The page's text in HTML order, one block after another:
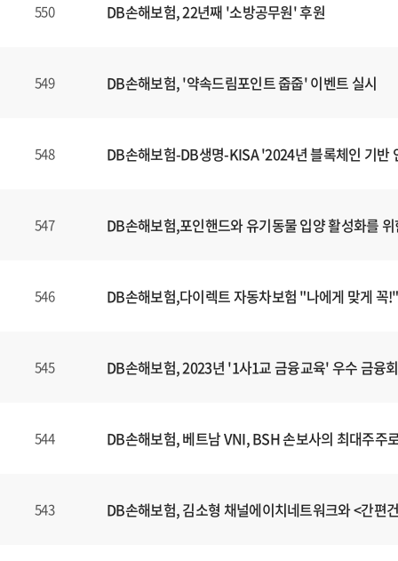
550 DB손해보험, 22년째 '소방공무원' 후원
549 DB손해보험, '약속드림포인트 줍줍' 이벤트 실시
548 DB손해보험-DB생명-KISA '2024년 블록체인 기반
547 DB손해보험,포인핸드와 유기동물 입양 활성화를
546 DB손해보험,다이렉트 자동차보험 "나에게 맞게 꼭
545 DB손해보험, 2023년 '1사1교 금융교육' 우수 금융
544 DB손해보험, 베트남 VNI, BSH 손보사의 최대주주
543 DB손해보험, 김소형 채널에이치네트워크와 <간편